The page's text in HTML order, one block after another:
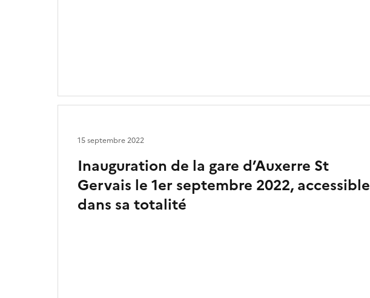
Inauguration de la gare d’Auxerre St
Gervais le 1er septembre 2022, accessible
dans sa totalité
15 septembre 2022